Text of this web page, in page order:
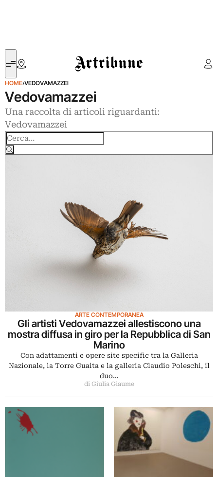
Artribune
HOME›VEDOVAMAZZEI
Vedovamazzei
Una raccolta di articoli riguardanti:
Vedovamazzei
ARTE CONTEMPORANEA
Gli artisti Vedovamazzei allestiscono una
mostra diffusa in giro per la Repubblica di San
Marino
Con adattamenti e opere site specific tra la Galleria
Nazionale, la Torre Guaita e la galleria Claudio Poleschi, il
duo…
di Giulia Giaume